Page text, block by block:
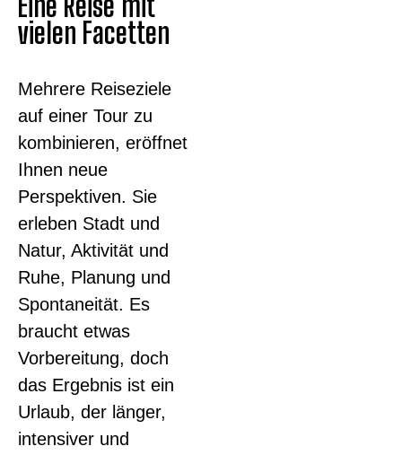
vielen Facetten
Mehrere Reiseziele
auf einer Tour zu
kombinieren, eröffnet
Ihnen neue
Perspektiven. Sie
erleben Stadt und
Natur, Aktivität und
Ruhe, Planung und
Spontaneität. Es
braucht etwas
Vorbereitung, doch
das Ergebnis ist ein
Urlaub, der länger,
intensiver und